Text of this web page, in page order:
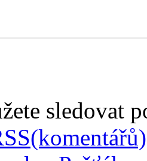
sledovat